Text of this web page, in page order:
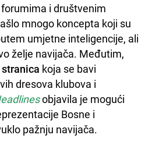
i društvenim
mnogo koncepta koji su
umjetne inteligencije, ali
želje navijača. Međutim,
koja se bavi
dresova klubova i
objavila je mogući
Bosne i
pažnju navijača.